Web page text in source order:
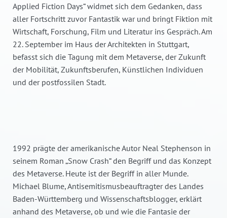
Applied Fiction Days“ widmet sich dem Gedanken, dass
aller Fortschritt zuvor Fantastik war und bringt Fiktion mit
Wirtschaft, Forschung, Film und Literatur ins Gespräch. Am
22. September im Haus der Architekten in Stuttgart,
befasst sich die Tagung mit dem Metaverse, der Zukunft
der Mobilität, Zukunftsberufen, Künstlichen Individuen
und der postfossilen Stadt.
1992 prägte der amerikanische Autor Neal Stephenson in
seinem Roman „Snow Crash“ den Begriff und das Konzept
des Metaverse. Heute ist der Begriff in aller Munde.
Michael Blume, Antisemitismusbeauftragter des Landes
Baden-Württemberg und Wissenschaftsblogger, erklärt
anhand des Metaverse, ob und wie die Fantasie der